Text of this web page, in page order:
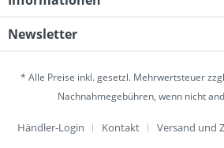
Newsletter
* Alle Preise inkl. gesetzl. Mehrwertsteuer
Nachnahmegebühren, wenn nicht
Händler-Login Kontakt
Versand und